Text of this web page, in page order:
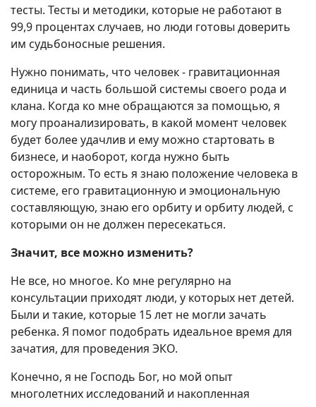
тесты. Тесты и методики, которые не работают в
99,9 процентах случаев, но люди готовы доверить
им судьбоносные решения.
Нужно понимать, что человек - гравитационная
единица и часть большой системы своего рода и
клана. Когда ко мне обращаются за помощью, я
могу проанализировать, в какой момент человек
будет более удачлив и ему можно стартовать в
бизнесе, и наоборот, когда нужно быть
осторожным. То есть я знаю положение человека в
системе, его гравитационную и эмоциональную
составляющую, знаю его орбиту и орбиту людей, с
которыми он не должен пересекаться.
Значит, все можно изменить?
Не все, но многое. Ко мне регулярно на
консультации приходят люди, у которых нет детей.
Были и такие, которые 15 лет не могли зачать
ребенка. Я помог подобрать идеальное время для
зачатия, для проведения ЭКО.
Конечно, я не Господь Бог, но мой опыт
многолетних исследований и накопленная